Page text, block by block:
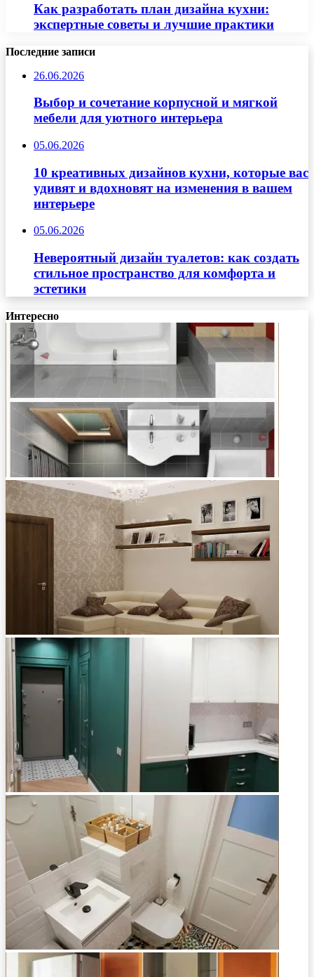
Как разработать план дизайна кухни:
экспертные советы и лучшие практики
Последние записи
26.06.2026
Выбор и сочетание корпусной и мягкой
мебели для уютного интерьера
05.06.2026
10 креативных дизайнов кухни, которые вас
удивят и вдохновят на изменения в вашем
интерьере
05.06.2026
Невероятный дизайн туалетов: как создать
стильное пространство для комфорта и
эстетики
Интересно